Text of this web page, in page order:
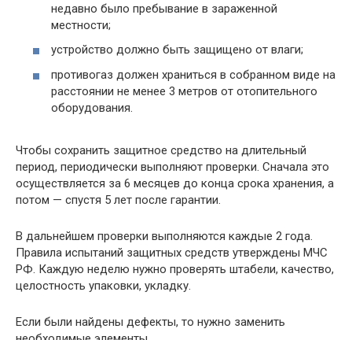
недавно было пребывание в зараженной
местности;
устройство должно быть защищено от влаги;
противогаз должен храниться в собранном виде на
расстоянии не менее 3 метров от отопительного
оборудования.
Чтобы сохранить защитное средство на длительный
период, периодически выполняют проверки. Сначала это
осуществляется за 6 месяцев до конца срока хранения, а
потом — спустя 5 лет после гарантии.
В дальнейшем проверки выполняются каждые 2 года.
Правила испытаний защитных средств утверждены МЧС
РФ. Каждую неделю нужно проверять штабели, качество,
целостность упаковки, укладку.
Если были найдены дефекты, то нужно заменить